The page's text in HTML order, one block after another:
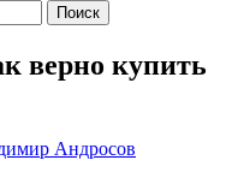
верно купить
Андросов